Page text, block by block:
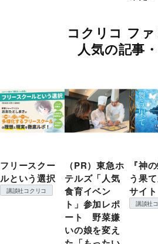
コクリコ フ
人気の記事
フリースクー
ルという選択
講談社コクリコ
（PR）東急ホ
テルズ「人気
食育イベン
ト」参加レポ
ート 野菜嫌
いの娘を変え
『神
う果
サイト
講談社